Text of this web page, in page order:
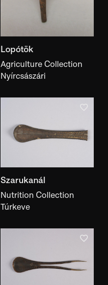
Lopótök
Agriculture Collection
Nyírcsászári
Szarukanál
Nutrition Collection
Túrkeve